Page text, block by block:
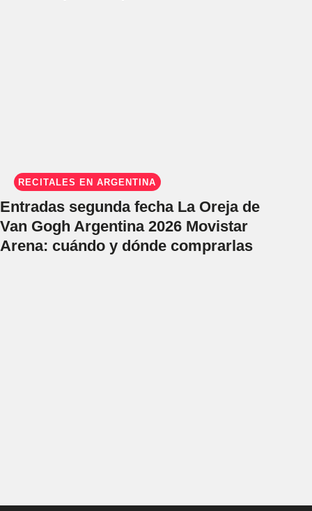
RECITALES EN ARGENTINA
Entradas segunda fecha La Oreja de
Van Gogh Argentina 2026 Movistar
Arena: cuándo y dónde comprarlas